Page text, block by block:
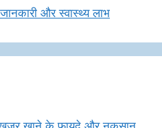
और स्वास्थ्य लाभ